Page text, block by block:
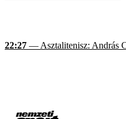
22:27 — Asztalitenisz: András